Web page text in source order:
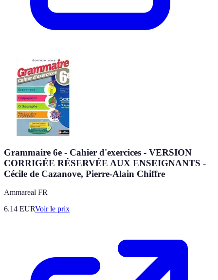
Grammaire 6e - Cahier d'exercices - VERSION
CORRIGÉE RÉSERVÉE AUX ENSEIGNANTS -
Cécile de Cazanove, Pierre-Alain Chiffre
Ammareal FR
6.14 EURVoir le prix